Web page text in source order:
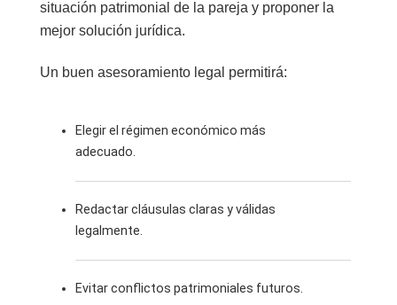
situación patrimonial de la pareja y proponer la
mejor solución jurídica.
Un buen asesoramiento legal permitirá:
Elegir el régimen económico más
adecuado.
Redactar cláusulas claras y válidas
legalmente.
Evitar conflictos patrimoniales futuros.